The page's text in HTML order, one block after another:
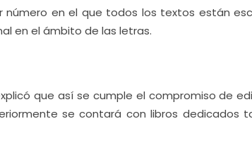
en el que todos los textos están
en el ámbito de las letras.
que así se cumple el compromiso de
se contará con libros dedicados